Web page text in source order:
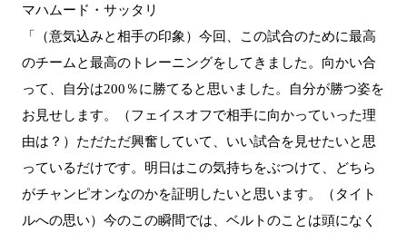
マハムード・サッタリ
「（意気込みと相手の印象）今回、この試合のために最高
のチームと最高のトレーニングをしてきました。向かい合
って、自分は200％に勝てると思いました。自分が勝つ姿を
お見せします。（フェイスオフで相手に向かっていった理
由は？）ただただ興奮していて、いい試合を見せたいと思
っているだけです。明日はこの気持ちをぶつけて、どちら
がチャンピオンなのかを証明したいと思います。（タイト
ルへの思い）今のこの瞬間では、ベルトのことは頭になく